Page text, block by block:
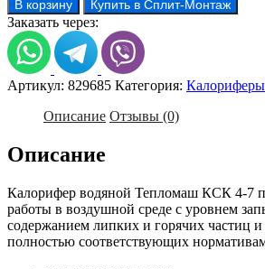
Калорифер
КСК
4-
7
В корзину Купить в Сплит-Монтаж
Заказать через:
Артикул: 829685 Категория:
Описание Отзывы (0)
Описание
Калорифер водяной Тепломаш КСК 4-7
работы в воздушной среде с уровнем
содержанием липких и горячих частиц и
полностью соответствующих